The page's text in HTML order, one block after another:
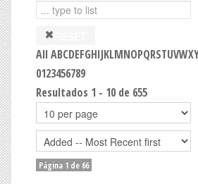
All ABCDEFGHIJKLMNOPQRSTUVWX
0123456789
Resultados 1 - 10 de 655
Página 1 de 66